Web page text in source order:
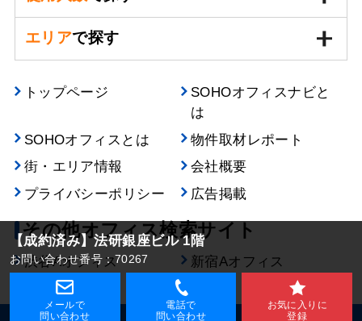
【成約済み】法研銀座ビル 1階
お問い合わせ番号：70267
メールで
問い合わせ
電話で
問い合わせ
お気に入りに
登録
エリアで探す
トップページ
SOHOオフィスナビと
は
SOHOオフィスとは
物件取材レポート
街・エリア情報
会社概要
プライバシーポリシー
広告掲載
その他オフィス検索サイト
渋谷Aオフィス 新宿Aオフィス